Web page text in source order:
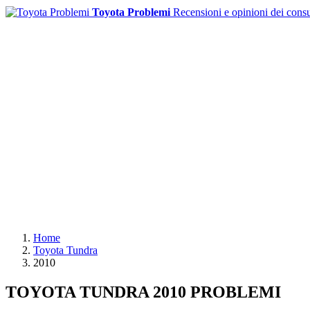
Toyota Problemi Recensioni e opinioni dei
Home
Toyota Tundra
2010
TOYOTA TUNDRA 2010 PROBLEMI